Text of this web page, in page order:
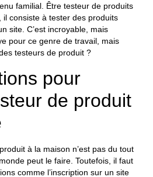
familial. Être testeurde produits
il consiste à tester des produits
site. C’est incroyable, mais
pour ce genre de travail, mais
testeurs de produit ?
pour
de produit
à la maison n’est pas du tout
peut le faire. Toutefois, il faut
comme l’inscription sur un site